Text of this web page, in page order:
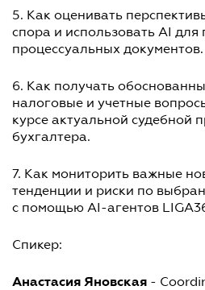
5. Как оценивать
спора и использовать AI для
процессуальных документов.
6. Как получать
налоговые и учетные
курсе актуальной судебной
бухгалтера.
7. Как мониторить важные
тенденции и риски по
с помощью AI-агентов
Спикер:
Анастасия Яновская -